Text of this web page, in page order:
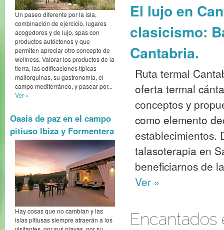
Un paseo diferente por la isla,
combinación de ejercicio, lugares
acogedores y de lujo, spas con
productos autóctonos y que
permiten apreciar otro concepto de
wellness. Valorar los productos de la
tierra, las edificaciones típicas
mallorquinas, su gastronomía, el
campo mediterráneo, y pasear por...
Ver »
Oasis de paz en el campo
pitiuso Ibiza y Formentera
Hay cosas que no cambian y las
islas pitiusas siempre atraerán a los
El lujo en
clasicismo:
Cantabria.
Ruta termal
oferta termal
conceptos y
como elemento
establecimientos.
talasoterapia en
beneficiarnos de
Ver »